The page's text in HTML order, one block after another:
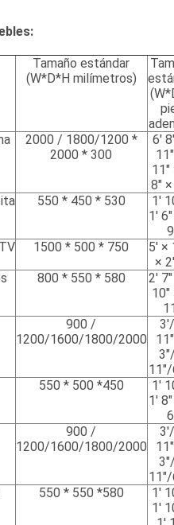
Tamaño estándar
(W*D*H milímetros)
2000 / 1800/1200 *
2000 * 300
6'
11"
8"
550 * 450 * 530
1'
1'
1500 * 500 * 750
5' ×
×
800 * 550 * 580
2'
10"
900 /
1200/1600/1800/2000
550 * 500 *450
1'
1'
900 /
1200/1600/1800/2000
550 * 550 *580
1'
1'